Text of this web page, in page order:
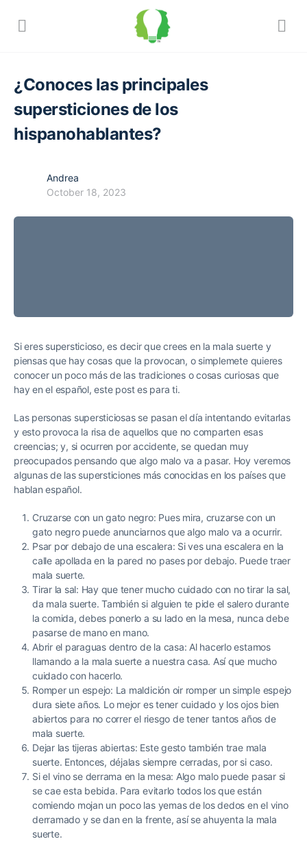
¿Conoces las principales
supersticiones de los
hispanohablantes?
Andrea
October 18, 2023
Si eres supersticioso, es decir que crees en la mala suerte y
piensas que hay cosas que la provocan, o simplemete quieres
conocer un poco más de las tradiciones o cosas curiosas que
hay en el español, este post es para ti.
Las personas supersticiosas se pasan el día intentando evitarlas
y esto provoca la risa de aquellos que no comparten esas
creencias; y, si ocurren por accidente, se quedan muy
preocupados pensando que algo malo va a pasar. Hoy veremos
algunas de las supersticiones más conocidas en los países que
hablan español.
Cruzarse con un gato negro: Pues mira, cruzarse con un
gato negro puede anunciarnos que algo malo va a ocurrir.
Psar por debajo de una escalera: Si ves una escalera en la
calle apollada en la pared no pases por debajo. Puede traer
mala suerte.
Tirar la sal: Hay que tener mucho cuidado con no tirar la sal,
da mala suerte. También si alguien te pide el salero durante
la comida, debes ponerlo a su lado en la mesa, nunca debe
pasarse de mano en mano.
Abrir el paraguas dentro de la casa: Al hacerlo estamos
llamando a la mala suerte a nuestra casa. Así que mucho
cuidado con hacerlo.
Romper un espejo: La maldición oir romper un simple espejo
dura siete años. Lo mejor es tener cuidado y los ojos bien
abiertos para no correr el riesgo de tener tantos años de
mala suerte.
Dejar las tijeras abiertas: Este gesto también trae mala
suerte. Entonces, déjalas siempre cerradas, por si caso.
Si el vino se derrama en la mesa: Algo malo puede pasar si
se cae esta bebida. Para evitarlo todos los que están
comiendo mojan un poco las yemas de los dedos en el vino
derramado y se dan en la frente, así se ahuyenta la mala
suerte.